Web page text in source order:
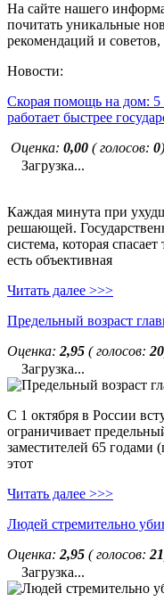
На сайте нашего
почитать уникальные
рекомендаций и
Новости:
Скорая помощь на дом: 5
работает быстрее
Оценка: 0,00 ( голосов: 0)
Загрузка...
Каждая минута при
решающей.
система, которая
есть объективная
Читать далее >>>
Предельный возраст
Оценка: 2,95 ( голосов: 20
Загрузка...
С 1 октября в России
ограничивает
заместителей 65 годами
этот
Читать далее >>>
Людей стремительно
Оценка: 2,95 ( голосов: 21
Загрузка...